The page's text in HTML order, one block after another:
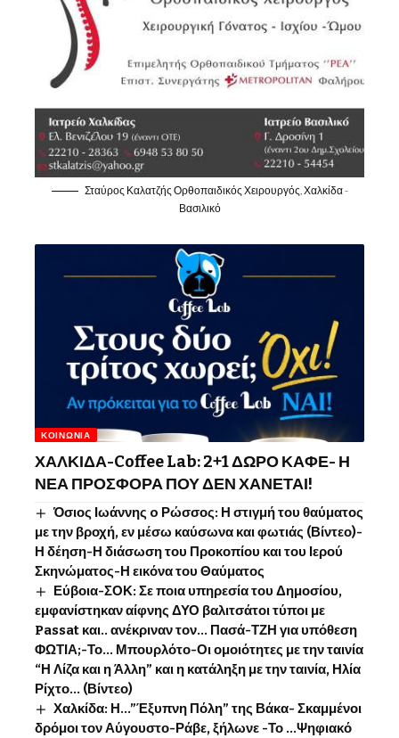
Σταύρος Καλατζής Ορθοπαιδικός Χειρουργός, Χαλκίδα -
Βασιλικό
ΚΟΙΝΩΝΊΑ
ΧΑΛΚΙΔΑ-Coffee Lab: 2+1 ΔΩΡΟ ΚΑΦΕ- Η
ΝΕΑ ΠΡΟΣΦΟΡΑ ΠΟΥ ΔΕΝ ΧΑΝΕΤΑΙ!
Όσιος Ιωάννης o Ρώσσος: Η στιγμή του θαύματος
με την βροχή, εν μέσω καύσωνα και φωτιάς (Βίντεο)-
Η δέηση-Η διάσωση του Προκοπίου και του Ιερού
Σκηνώματος-Η εικόνα του Θαύματος
Εύβοια-ΣΟΚ: Σε ποια υπηρεσία του Δημοσίου,
εμφανίστηκαν αίφνης ΔΥΟ βαλιτσάτοι τύποι με
Passat και.. ανέκριναν τον… Πασά-ΤΖΗ για υπόθεση
ΦΩΤΙΑ;-Το… Μπουρλότο-Οι ομοιότητες με την ταινία
“Η Λίζα και η Άλλη” και η κατάληξη με την ταινία, Ηλία
Ρίχτο… (Βίντεο)
Χαλκίδα: Η…”Έξυπνη Πόλη” της Βάκα- Σκαμμένοι
δρόμοι τον Αύγουστο-Ράβε, ξήλωνε -Το …Ψηφιακό